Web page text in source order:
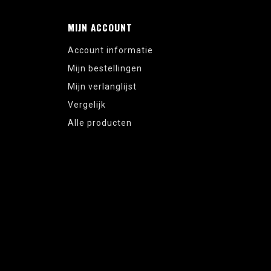
MIJN ACCOUNT
Account informatie
Mijn bestellingen
Mijn verlanglijst
Vergelijk
Alle producten